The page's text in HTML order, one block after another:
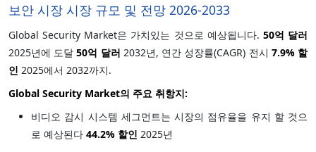
보안 시장 시장 규모 및 전망 2026-2033
Global Security Market은 가치있는 것으로 예상됩니다. 50억 달러
2025년에 도달50억 달러 2032년, 연간 성장률(CAGR) 전시 7.9% 할
인 2025에서 2032까지.
Global Security Market의 주요 취항지:
비디오 감시 시스템 세그먼트는 시장의 점유율을 유지 할 것으
로 예상된다 44.2% 할인 2025년